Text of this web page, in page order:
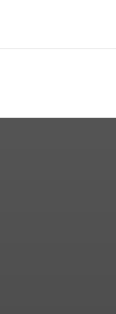
передвижного
оружия в Омской